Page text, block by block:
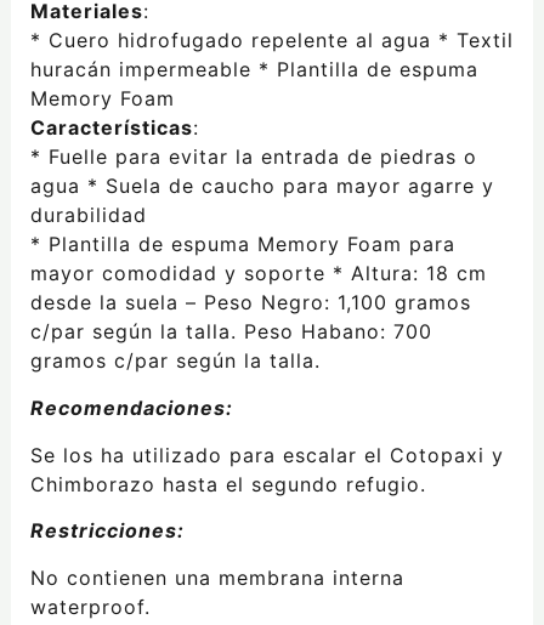
Materiales:
* Cuero hidrofugado repelente al agua * Textil
huracán impermeable * Plantilla de espuma
Memory Foam
Características:
* Fuelle para evitar la entrada de piedras o
agua * Suela de caucho para mayor agarre y
durabilidad
* Plantilla de espuma Memory Foam para
mayor comodidad y soporte * Altura: 18 cm
desde la suela – Peso Negro: 1,100 gramos
c/par según la talla. Peso Habano: 700
gramos c/par según la talla.
Recomendaciones:
Se los ha utilizado para escalar el Cotopaxi y
Chimborazo hasta el segundo refugio.
Restricciones:
No contienen una membrana interna
waterproof.